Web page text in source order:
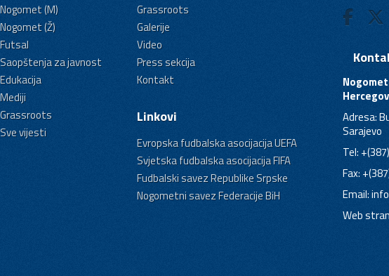
Nogomet (M)
Nogomet (Ž)
Futsal
Saopštenja za javnost
Edukacija
Mediji
Grassroots
Sve vijesti
Grassroots
Galerije
Video
Press sekcija
Kontakt
Linkovi
Evropska fudbalska asocijacija UEFA
Svjetska fudbalska asocijacija FIFA
Fudbalski savez Republike Srpske
Nogometni savez Federacije BiH
Adresa:
Sarajevo
Tel:
Fax:
Email:
Web